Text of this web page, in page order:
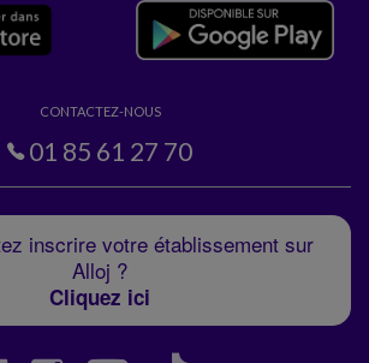
CONTACTEZ-NOUS
01 85 61 27 70
inscrire votre établissement sur
Alloj ?
Cliquez ici